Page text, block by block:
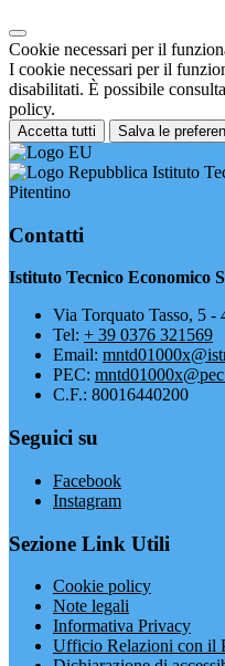
Cookie necessari per il
I cookie necessari per il
disabilitati. È possibile
policy.
Accetta tutti Salva le
Istituto
Pitentino
Contatti
Istituto Tecnico Economico
Via Torquato Tasso, 5
Tel: + 39 0376 321569
Email:
PEC:
C.F.: 80016440200
Seguici su
Facebook
Instagram
Sezione Link Utili
Cookie policy
Note legali
Informativa Privacy
Ufficio Relazioni con il